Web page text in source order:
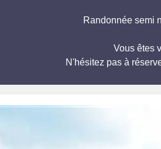
Randonnée semi
Vous êtes
N'hésitez pas à